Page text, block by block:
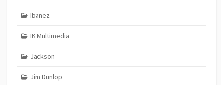
Ibanez
IK Multimedia
Jackson
Jim Dunlop